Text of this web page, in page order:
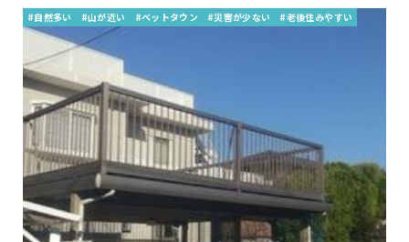
#自然多い #山が近い #ベットタウン #災害が少ない #老後住みやすい